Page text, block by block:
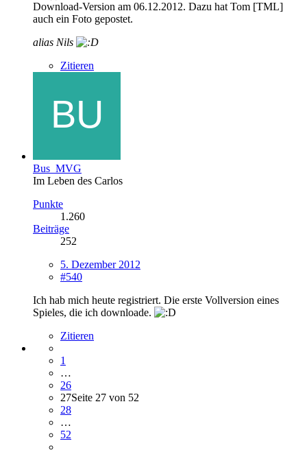
Download-Version am 06.12.2012. Dazu hat Tom [TML]
auch ein Foto gepostet.
alias Nils
Zitieren
Bus_MVG
Im Leben des Carlos
Punkte
1.260
Beiträge
252
5. Dezember 2012
#540
Ich hab mich heute registriert. Die erste Vollversion eines
Spieles, die ich downloade.
Zitieren
1
…
26
27Seite 27 von 52
28
…
52